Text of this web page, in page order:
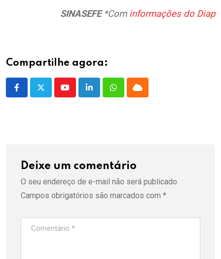
SINASEFE*Com informações do Diap
Compartilhe agora:
YoutubeLinkedInWhatsappCloud
Deixe um comentário
O seu endereço de e-mail não será publicado.
Campos obrigatórios são marcados com *